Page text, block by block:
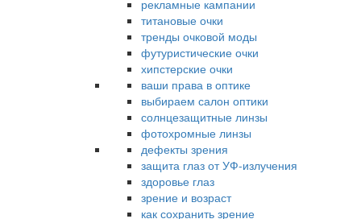
рекламные кампании
титановые очки
тренды очковой моды
футуристические очки
хипстерские очки
ваши права в оптике
выбираем салон оптики
солнцезащитные линзы
фотохромные линзы
дефекты зрения
защита глаз от УФ-излучения
здоровье глаз
зрение и возраст
как сохранить зрение